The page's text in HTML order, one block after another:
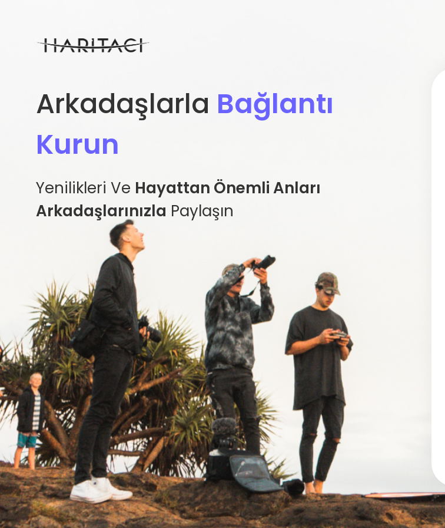
Arkadaşlarla Bağlantı
Kurun
Yenilikleri Ve Hayattan Önemli Anları
Arkadaşlarınızla Paylaşın